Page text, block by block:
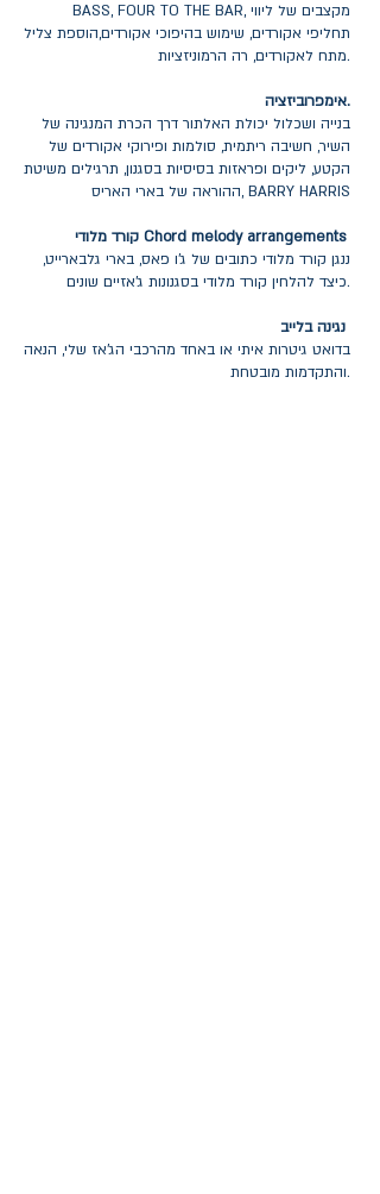
BASS, FOUR TO THE BAR, מקצבים של ליווי
תחליפי אקורדים, שימוש בהיפוכי אקורדים,הוספת צליל
מתח לאקורדים, רה הרמוניזציות.
אימפרוביזציה.
בנייה ושכלול יכולת האלתור דרך הכרת המנגינה של
השיר, חשיבה ריתמית, סולמות ופירוקי אקורדים של
הקטע, ליקים ופראזות בסיסיות בסגנון, תרגילים משיטת
ההוראה של בארי האריס, BARRY HARRIS
קורד מלודי Chord melody arrangements
ננגן קורד מלודי כתובים של ג'ו פאס, בארי גלבארייט,
כיצד להלחין קורד מלודי בסגנונות ג'אזיים שונים.
בדואט גיטרות איתי או באחד מהרכבי הג'אז שלי, הנאה
והתקדמות מובטחת.